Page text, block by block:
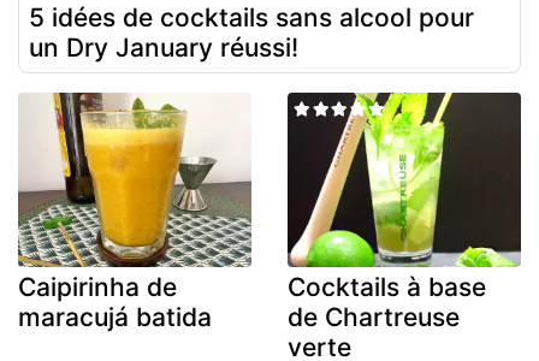
5 idées de cocktails sans alcool pour
un Dry January réussi!
Caipirinha de
maracujá batida
Cocktails à base
de Chartreuse
verte